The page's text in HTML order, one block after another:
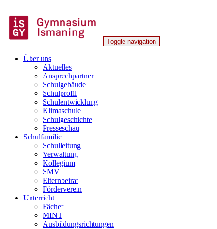
to
content
Gymnasium Ismaning
Toggle navigation
Über uns
Aktuelles
Ansprechpartner
Schulgebäude
Schulprofil
Schulentwicklung
Klimaschule
Schulgeschichte
Presseschau
Schulfamilie
Schulleitung
Verwaltung
Kollegium
SMV
Elternbeirat
Förderverein
Unterricht
Fächer
MINT
Ausbildungsrichtungen